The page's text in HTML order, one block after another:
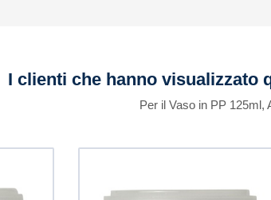
I clienti che hanno visualizzato
Per il Vaso in PP 125ml,